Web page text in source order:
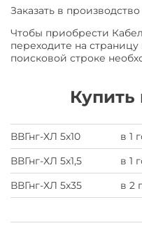
Заказать в
Чтобы приобрести
переходите на
поисковой строке
Купить
ВВГнг-ХЛ 5х10 в 1
ВВГнг-ХЛ 5х1,5
в 1
ВВГнг-ХЛ 5х35
в 2